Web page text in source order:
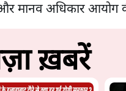
मानव अधिकार आयोग
ख़बरें